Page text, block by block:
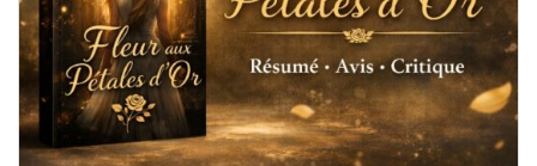
Dans